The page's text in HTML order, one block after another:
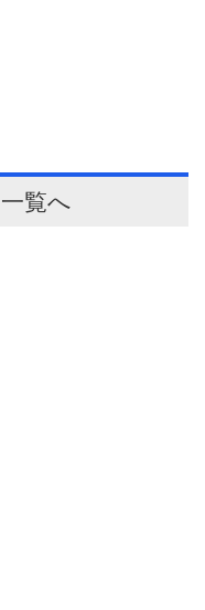
覧へ